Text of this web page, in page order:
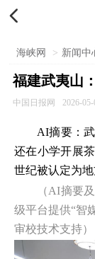

海峡网 > 新闻中
福建武夷山
中国日报网 2026-
AI摘要：
还在小学开展
世纪被认定为
（AI摘要
级平台提供“智
审校技术支持）